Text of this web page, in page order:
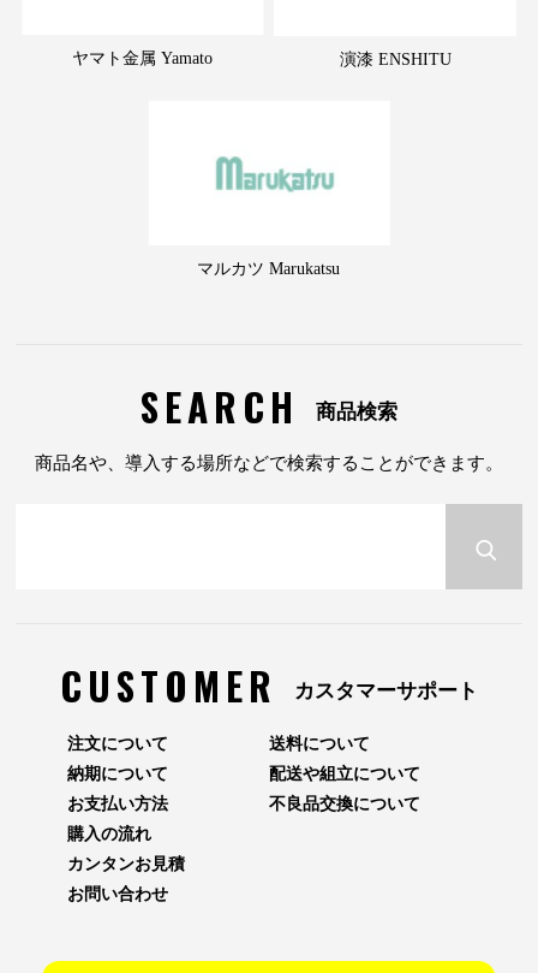
ヤマト金属 Yamato 演漆 ENSHITU
マルカツ Marukatsu
SEARCH 商品検索
商品名や、導入する場所などで検索することができます。
CUSTOMER カスタマーサポート
注文について
納期について
お支払い方法
送料について
配送や組立について
不良品交換について
購入の流れ
カンタンお見積
お問い合わせ